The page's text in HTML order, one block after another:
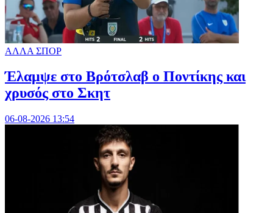
ΑΛΛΑ ΣΠΟΡ
Έλαμψε στο Βρότσλαβ ο Ποντίκης και
χρυσός στο Σκητ
06-08-2026 13:54